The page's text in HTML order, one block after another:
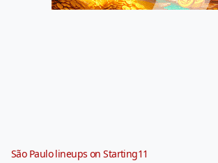
São Paulo lineups on Starting11